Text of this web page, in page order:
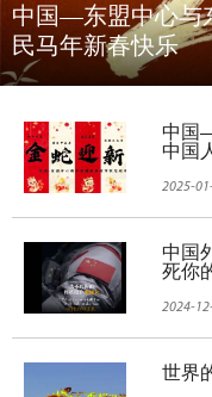
中国—东盟中心与
民马年新春快乐
中国
中国
2025-
中国
死你
2024-
世界